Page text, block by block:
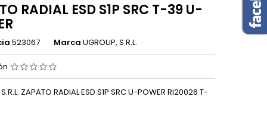
RADIAL ESD S1P SRC T-39 U-
523067 Marca UGROUP, S.R.L.
ZAPATO RADIAL ESD S1P SRC U-POWER RI20026 T-